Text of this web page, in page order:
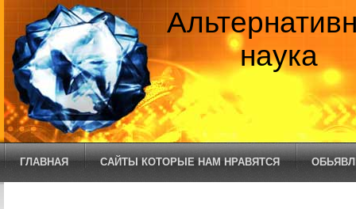
наука
ГЛАВНАЯ САЙТЫ КОТОРЫЕ НАМ НРАВЯТСЯ